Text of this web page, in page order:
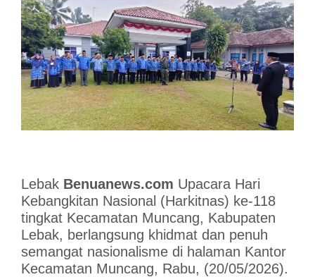
Lebak Benuanews.com Upacara Hari
Kebangkitan Nasional (Harkitnas) ke-118
tingkat Kecamatan Muncang, Kabupaten
Lebak, berlangsung khidmat dan penuh
semangat nasionalisme di halaman Kantor
Kecamatan Muncang, Rabu, (20/05/2026).